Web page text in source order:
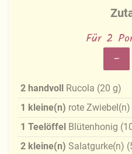
Für 2
-
2 handvoll Rucola (20 g)
1 kleine(n) rote Zwiebel(n)
1 Teelöffel Blütenhonig (
2 kleine(n) Salatgurke(n) (